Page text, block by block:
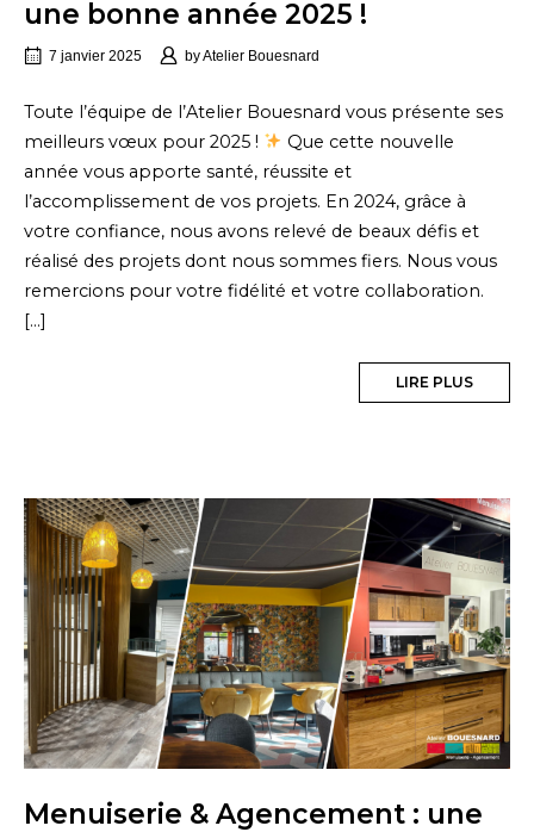
une bonne année 2025 !
7 janvier 2025 byAtelier Bouesnard
Toute l’équipe de l’Atelier Bouesnard vous présente ses
meilleurs vœux pour 2025 !
Que cette nouvelle
année vous apporte santé, réussite et
l’accomplissement de vos projets. En 2024, grâce à
votre confiance, nous avons relevé de beaux défis et
réalisé des projets dont nous sommes fiers. Nous vous
remercions pour votre fidélité et votre collaboration.
[…]
LIRE PLUS
Menuiserie & Agencement : une